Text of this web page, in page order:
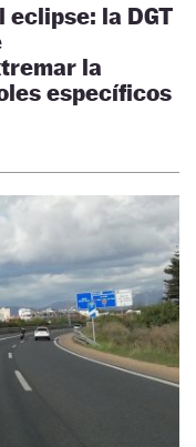
la DGT
la
específicos